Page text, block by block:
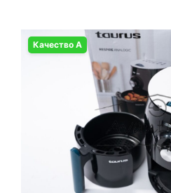
Качество А